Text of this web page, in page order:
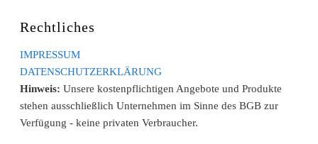
Rechtliches
IMPRESSUM
DATENSCHUTZERKLÄRUNG
Hinweis: Unsere kostenpflichtigen Angebote und Produkte
stehen ausschließlich Unternehmen im Sinne des BGB zur
Verfügung - keine privaten Verbraucher.